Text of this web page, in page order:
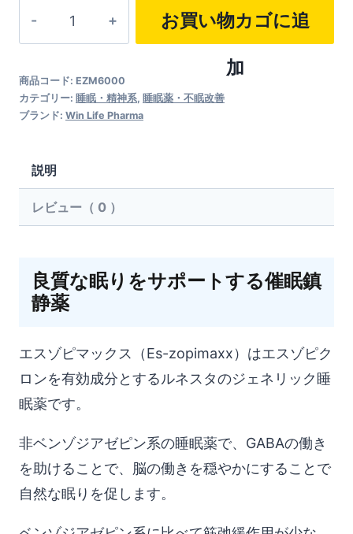
ピ
マ
ク
ス
（Es-
お買い物カゴに追
加
商品コード: EZM6000
カテゴリー: 睡眠・精神系, 睡眠薬・不眠改善
ブランド: Win Life Pharma
説明
レビュー（ 0 ）
良質な眠りをサポートする催眠鎮
静薬
エスゾピマックス（Es-zopimaxx）はエスゾピク
ロンを有効成分とするルネスタのジェネリック睡
眠薬です。
非ベンゾジアゼピン系の睡眠薬で、GABAの働き
を助けることで、脳の働きを穏やかにすることで
自然な眠りを促します。